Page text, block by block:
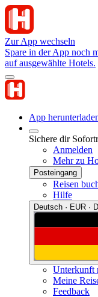
Zur App wechseln
Spare in der App noch
auf ausgewählte Hotels.
App
Sichere dir
Anmelden
Mehr zu
Posteingang
Reisen
Hilfe
Deutsch · EUR ·
Unterkunft
Meine
Feedback